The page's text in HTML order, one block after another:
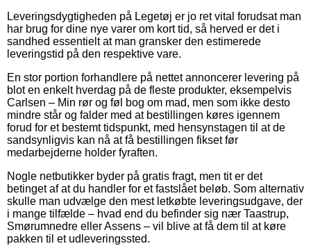
Leveringsdygtigheden på Legetøj er jo ret vital forudsat man
har brug for dine nye varer om kort tid, så herved er det i
sandhed essentielt at man gransker den estimerede
leveringstid på den respektive vare.
En stor portion forhandlere på nettet annoncerer levering på
blot en enkelt hverdag på de fleste produkter, eksempelvis
Carlsen – Min rør og føl bog om mad, men som ikke desto
mindre står og falder med at bestillingen køres igennem
forud for et bestemt tidspunkt, med hensynstagen til at de
sandsynligvis kan nå at få bestillingen fikset før
medarbejderne holder fyraften.
Nogle netbutikker byder på gratis fragt, men tit er det
betinget af at du handler for et fastslået beløb. Som alternativ
skulle man udvælge den mest letkøbte leveringsudgave, der
i mange tilfælde – hvad end du befinder sig nær Taastrup,
Smørumnedre eller Assens – vil blive at få dem til at køre
pakken til et udleveringssted.